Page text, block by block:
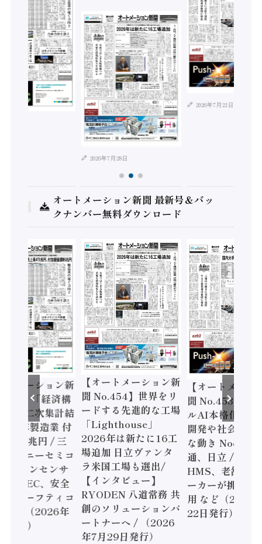
2026年7月28日
2026年7月21日
オートメーション新聞 最新号＆バッ
クナンバー無料ダウンロード
トメーション新
】「経済構
調査二次集計結
年製造業 付
額86兆円 / 三
とソニーセミコ
ジョンセンサ
/ IDEC、安全
すセーフティコ
ーラ（2026年
発行）
【オートメーション新
聞 No.454】世界をリ
ードする先進的な工場
「Lighthouse」
2026年は新たに16工
場追加 日立ヴァンタ
ラ米国工場も選出/
【インタビュー】
RYODEN 八道常務 共
創のソリューションパ
ートナーへ / （2026
年7月29日発行）
【オートメーシ
聞 No.453】フ
ルAI本格化へ
開発や社会実装
な動き Noetra
通、日立 / 兵神
HMS、老舗ポ
ーカーが挑むデ
用 など（2026
22日発行）